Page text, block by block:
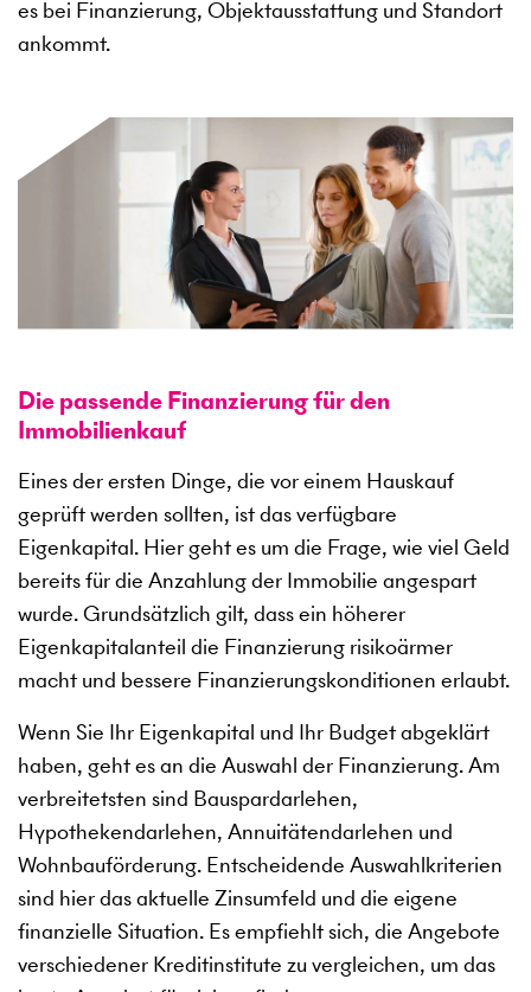
es bei Finanzierung, Objektausstattung und Standort
ankommt.
Die passende Finanzierung für den
Immobilienkauf
Eines der ersten Dinge, die vor einem Hauskauf
geprüft werden sollten, ist das verfügbare
Eigenkapital. Hier geht es um die Frage, wie viel Geld
bereits für die Anzahlung der Immobilie angespart
wurde. Grundsätzlich gilt, dass ein höherer
Eigenkapitalanteil die Finanzierung risikoärmer
macht und bessere Finanzierungskonditionen erlaubt.
Wenn Sie Ihr Eigenkapital und Ihr Budget abgeklärt
haben, geht es an die Auswahl der Finanzierung. Am
verbreitetsten sind Bauspardarlehen,
Hypothekendarlehen, Annuitätendarlehen und
Wohnbauförderung. Entscheidende Auswahlkriterien
sind hier das aktuelle Zinsumfeld und die eigene
finanzielle Situation. Es empfiehlt sich, die Angebote
verschiedener Kreditinstitute zu vergleichen, um das